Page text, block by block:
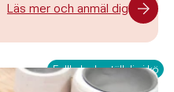
Läs mer och anmäl dig
Fullbokad - ställ dig i kö